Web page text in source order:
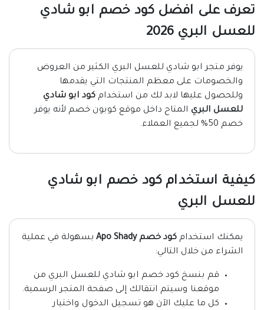
تعرف على افضل كود خصم ابو شادي
للعسل البري 2026
يوفر متجر ابو شادي للعسل البري الكثير من العروض
والخصومات على معظم المنتجات التي يقدمها
وللحصول عليها لابد لك من استخدام كود ابو شادي
للعسل البري المتاح داخل موقع كوبون خصم لأنه يوفر
خصم 50% لجميع العملاء.
كيفية استخدام كود خصم ابو شادي
للعسل البري
يمكنك استخدام كود خصم Apo Shady
بسهولة في عملية
الشراء من خلال التالي:
قم بنسخ كود خصم ابو شادي للعسل البري من
موقعنا وسيتم انتقالك إلى صفحة المتجر الرسمية.
كل ما عليك الآن هو تسجيل الدخول واختيار